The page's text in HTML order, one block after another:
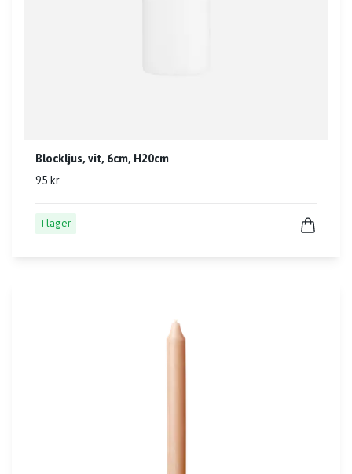
Blockljus, vit, 6cm, H20cm
95 kr
I lager